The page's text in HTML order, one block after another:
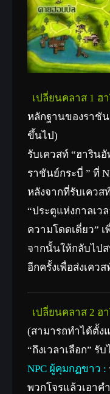
เปลี่ยนคลาส 1 ฮ
หลักฐานของราชัน
ขึ้นไป)
รับเควสท์ “ฮาริน
ราชันย์กระบี่ ” ที่
หลังจากที่รับเควส
“ประตูแห่งกาลเว
ความโดดเดี่ยว” เ
จากนั้นให้กลับไป
อีกครั้งเพื่อส่งเคว
เปลี่ยนคลาส 2 ฮ
(สามารถทำได้ตั้งแ
“ถึงเวลาเลือก” รั
NPC ผู้คุมกฏขาว :
พวกโจรแล้วเอาค